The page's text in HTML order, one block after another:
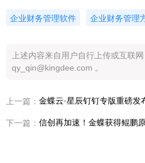
企业财务管理软件 企业财务管理
上述内容来自用户自行上传或互联
qy_qin@kingdee.com 。
上一篇： 金蝶云·星辰钉钉专版重磅发
下一篇：